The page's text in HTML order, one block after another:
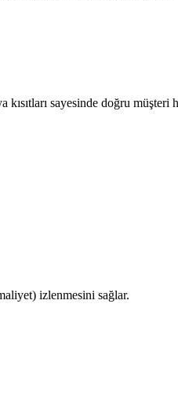
sayesinde doğru
izlenmesini sağlar.